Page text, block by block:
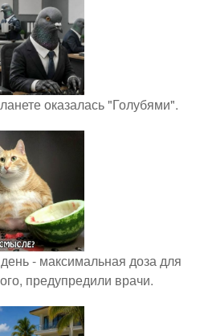
оказалась "Голубями".
- максимальная доза для
предупредили врачи.